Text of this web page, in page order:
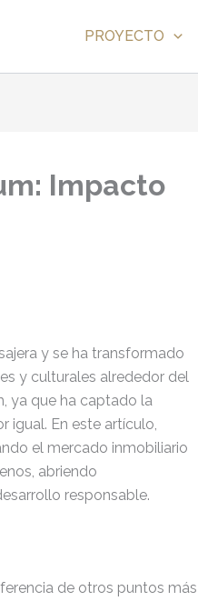
PROYECTO
Impacto
y se ha transformado
y culturales alrededor del
ya que ha captado la
igual. En este artículo,
el mercado inmobiliario
abriendo
responsable.
de otros puntos más